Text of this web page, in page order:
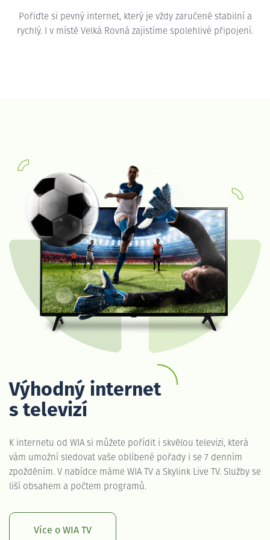
Pořiďte si pevný internet, který je vždy zaručeně stabilní a
rychlý. I v místě Velká Rovná zajistíme spolehlivé připojení.
Výhodný internet
s televizí
K internetu od WIA si můžete pořídit i skvělou televizi, která
vám umožní sledovat vaše oblíbené pořady i se 7 denním
zpožděním. V nabídce máme WIA TV a Skylink Live TV. Služby se
liší obsahem a počtem programů.
Více o WIA TV